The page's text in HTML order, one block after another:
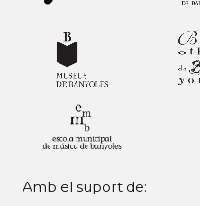
Amb el suport de: